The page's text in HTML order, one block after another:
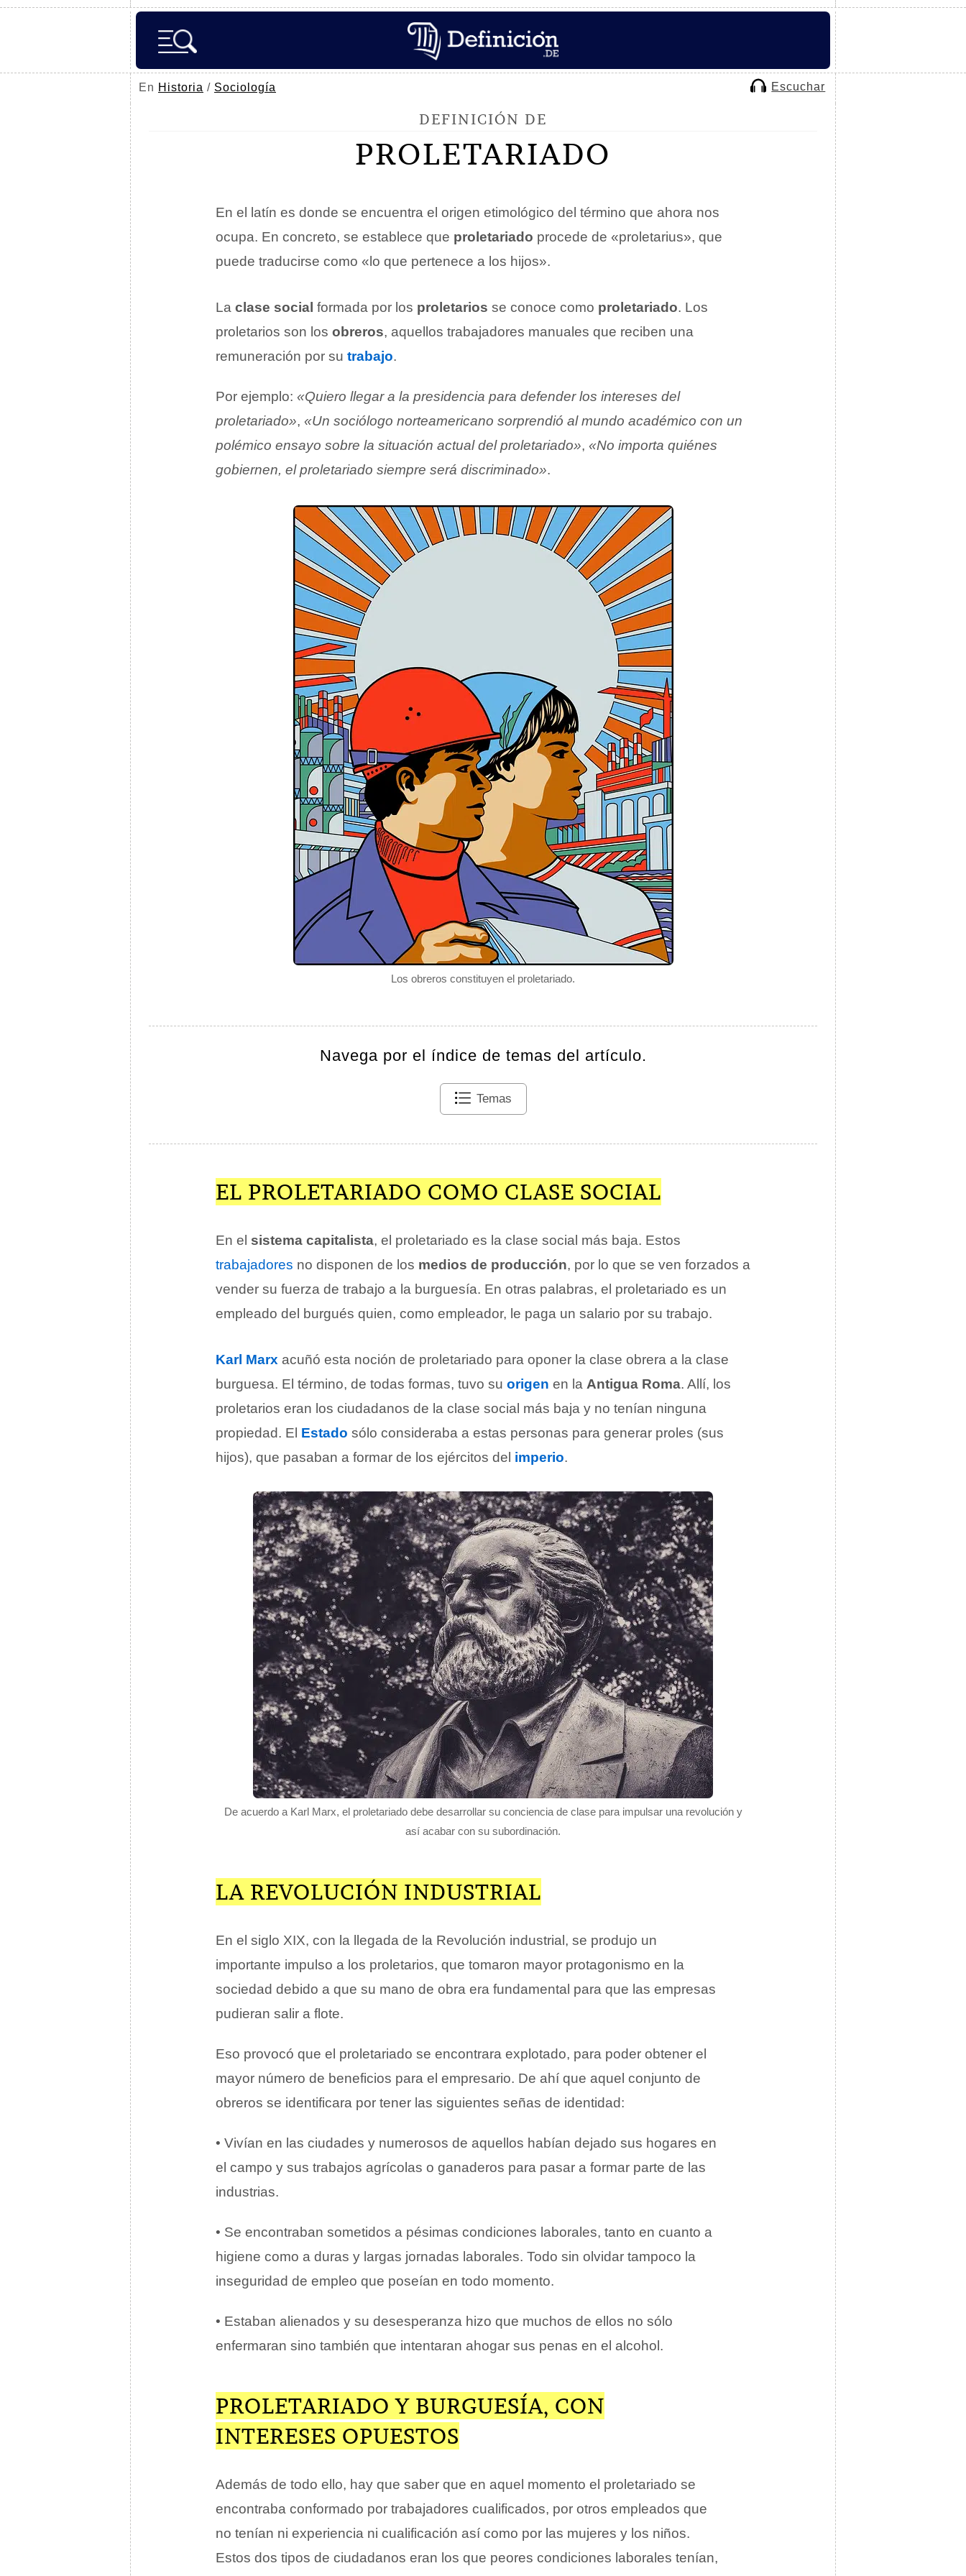
En Historia / Sociología Escuchar
DEFINICIÓN DE
PROLETARIADO
Los obreros constituyen el proletariado.
En el latín es donde se encuentra el origen etimológico del término que ahora nos
ocupa. En concreto, se establece que proletariado procede de «proletarius», que
puede traducirse como «lo que pertenece a los hijos».
La clase social formada por los proletarios se conoce como proletariado. Los
proletarios son los obreros, aquellos trabajadores manuales que reciben una
remuneración por su trabajo.
Por ejemplo: «Quiero llegar a la presidencia para defender los intereses del
proletariado», «Un sociólogo norteamericano sorprendió al mundo académico con un
polémico ensayo sobre la situación actual del proletariado», «No importa quiénes
gobiernen, el proletariado siempre será discriminado».
Navega por el índice de temas del artículo.
Temas
EL PROLETARIADO COMO CLASE SOCIAL
En el sistema capitalista, el proletariado es la clase social más baja. Estos
trabajadores no disponen de los medios de producción, por lo que se ven forzados a
vender su fuerza de trabajo a la burguesía. En otras palabras, el proletariado es un
empleado del burgués quien, como empleador, le paga un salario por su trabajo.
Karl Marx acuñó esta noción de proletariado para oponer la clase obrera a la clase
burguesa. El término, de todas formas, tuvo su origen en la Antigua Roma. Allí, los
proletarios eran los ciudadanos de la clase social más baja y no tenían ninguna
propiedad. El Estado sólo consideraba a estas personas para generar proles (sus
hijos), que pasaban a formar de los ejércitos del imperio.
De acuerdo a Karl Marx, el proletariado debe desarrollar su conciencia de clase para impulsar una revolución y
así acabar con su subordinación.
LA REVOLUCIÓN INDUSTRIAL
En el siglo XIX, con la llegada de la Revolución industrial, se produjo un
importante impulso a los proletarios, que tomaron mayor protagonismo en la
sociedad debido a que su mano de obra era fundamental para que las empresas
pudieran salir a flote.
Eso provocó que el proletariado se encontrara explotado, para poder obtener el
mayor número de beneficios para el empresario. De ahí que aquel conjunto de
obreros se identificara por tener las siguientes señas de identidad:
• Vivían en las ciudades y numerosos de aquellos habían dejado sus hogares en
el campo y sus trabajos agrícolas o ganaderos para pasar a formar parte de las
industrias.
• Se encontraban sometidos a pésimas condiciones laborales, tanto en cuanto a
higiene como a duras y largas jornadas laborales. Todo sin olvidar tampoco la
inseguridad de empleo que poseían en todo momento.
• Estaban alienados y su desesperanza hizo que muchos de ellos no sólo
enfermaran sino también que intentaran ahogar sus penas en el alcohol.
PROLETARIADO Y BURGUESÍA, CON
INTERESES OPUESTOS
Además de todo ello, hay que saber que en aquel momento el proletariado se
encontraba conformado por trabajadores cualificados, por otros empleados que
no tenían ni experiencia ni cualificación así como por las mujeres y los niños.
Estos dos tipos de ciudadanos eran los que peores condiciones laborales tenían,